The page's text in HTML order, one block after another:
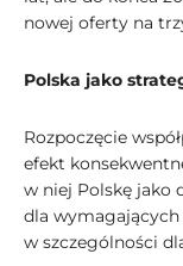
nowej oferty na
Polska jako
Rozpoczęcie
efekt
w niej Polskę jako
dla
w szczególności